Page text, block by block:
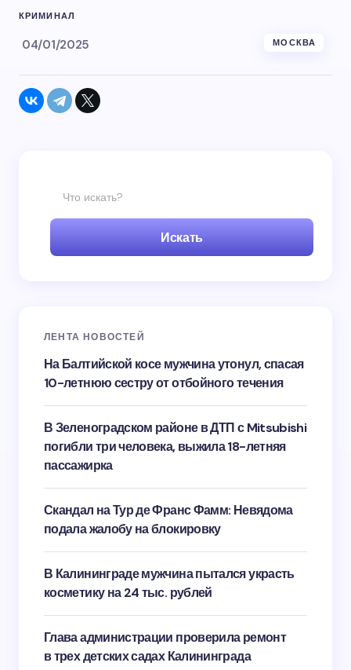
КРИМИНАЛ
04/01/2025 МОСКВА
Искать
ЛЕНТА НОВОСТЕЙ
На Балтийской косе мужчина утонул, спасая
10-летнюю сестру от отбойного течения
В Зеленоградском районе в ДТП с Mitsubishi
погибли три человека, выжила 18-летняя
пассажирка
Скандал на Тур де Франс Фамм: Невядома
подала жалобу на блокировку
В Калининграде мужчина пытался украсть
косметику на 24 тыс. рублей
Глава администрации проверила ремонт
в трех детских садах Калининграда